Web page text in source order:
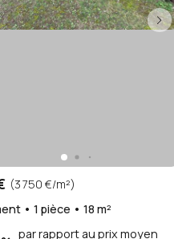
(3 750 €/m²)
• 1 pièce • 18 m²
par rapport au prix moyen